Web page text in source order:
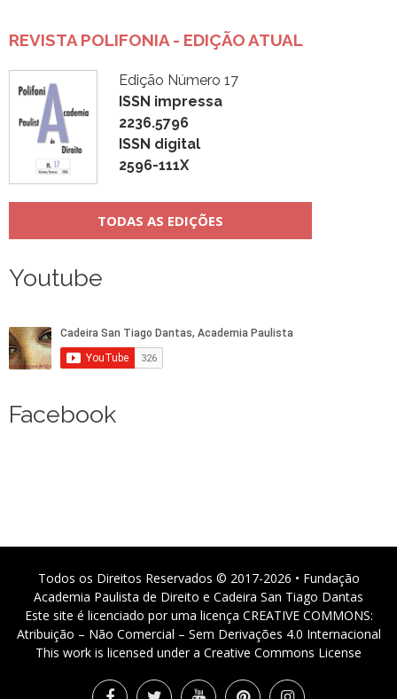
REVISTA POLIFONIA - EDIÇÃO ATUAL
Edição Número 17
ISSN impressa
2236.5796
ISSN digital
2596-111X
TODAS AS EDIÇÕES
Youtube
Facebook
Todos os Direitos Reservados © 2017-2026 • Fundação
Academia Paulista de Direito e Cadeira San Tiago Dantas
Este site é licenciado por uma licença CREATIVE COMMONS:
Atribuição – Não Comercial – Sem Derivações 4.0 Internacional
This work is licensed under a Creative Commons License